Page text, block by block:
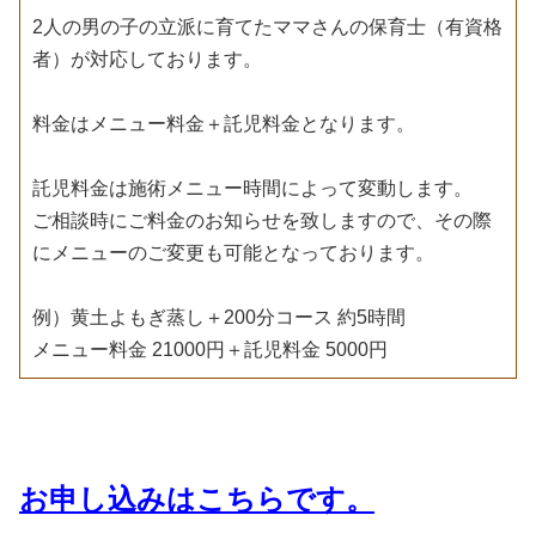
2人の男の子の立派に育てたママさんの保育士（有資格
者）が対応しております。
料金はメニュー料金＋託児料金となります。
託児料金は施術メニュー時間によって変動します。
ご相談時にご料金のお知らせを致しますので、その際
にメニューのご変更も可能となっております。
例）黄土よもぎ蒸し＋200分コース 約5時間
メニュー料金 21000円＋託児料金 5000円
お申し込みはこちらです。